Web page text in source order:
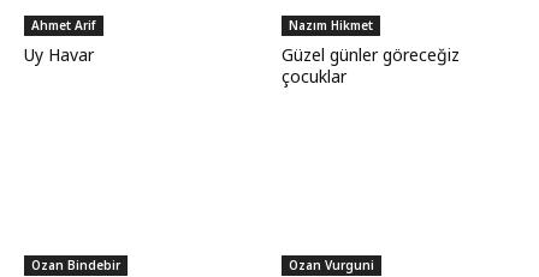
Ahmet Arif
Uy Havar
Nazım Hikmet
Güzel günler göreceğiz
çocuklar
Ozan Bindebir Ozan Vurguni